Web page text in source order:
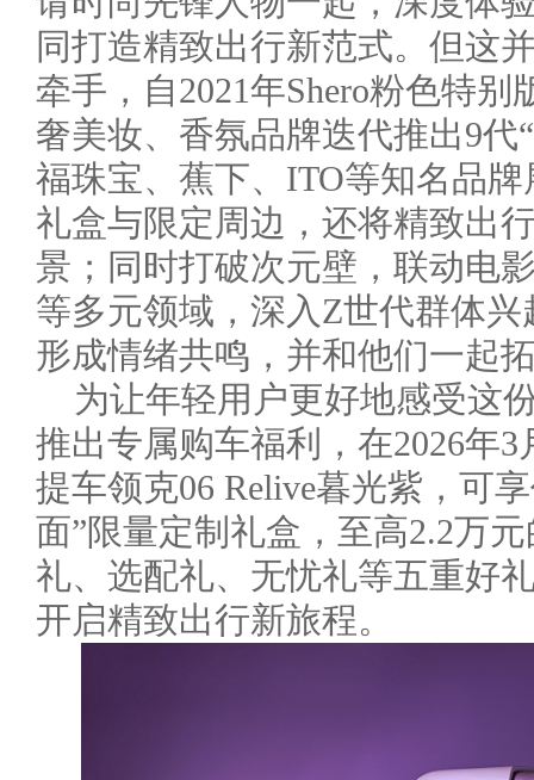
同打造精致出行新范式。但这
牵手，自2021年Shero粉色特
奢美妆、香氛品牌迭代推出9代
福珠宝、蕉下、ITO等知名品
礼盒与限定周边，还将精致出
景；同时打破次元壁，联动电
等多元领域，深入Z世代群体
形成情绪共鸣，并和他们一起
为让年轻用户更好地感受这
推出专属购车福利，在2026年
提车领克06 Relive暮光紫，可
面”限量定制礼盒，至高2.2万
礼、选配礼、无忧礼等五重好
开启精致出行新旅程。